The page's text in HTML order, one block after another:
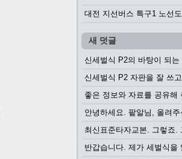
대전 지선버스 특구1 노선도
새 덧글